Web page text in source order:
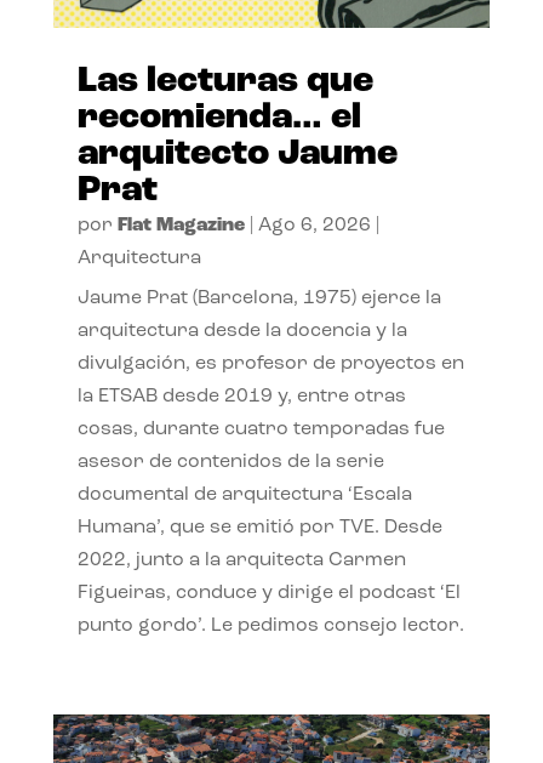
Las lecturas que
recomienda… el
arquitecto Jaume
Prat
por Flat Magazine| Ago 6, 2026
Arquitectura
Jaume Prat (Barcelona, 1975) ejerce la
arquitectura desde la docencia y la
divulgación, es profesor de proyectos en
la ETSAB desde 2019 y, entre otras
cosas, durante cuatro temporadas fue
asesor de contenidos de la serie
documental de arquitectura ‘Escala
Humana’, que se emitió por TVE. Desde
2022, junto a la arquitecta Carmen
Figueiras, conduce y dirige el podcast ‘El
punto gordo’. Le pedimos consejo lector.